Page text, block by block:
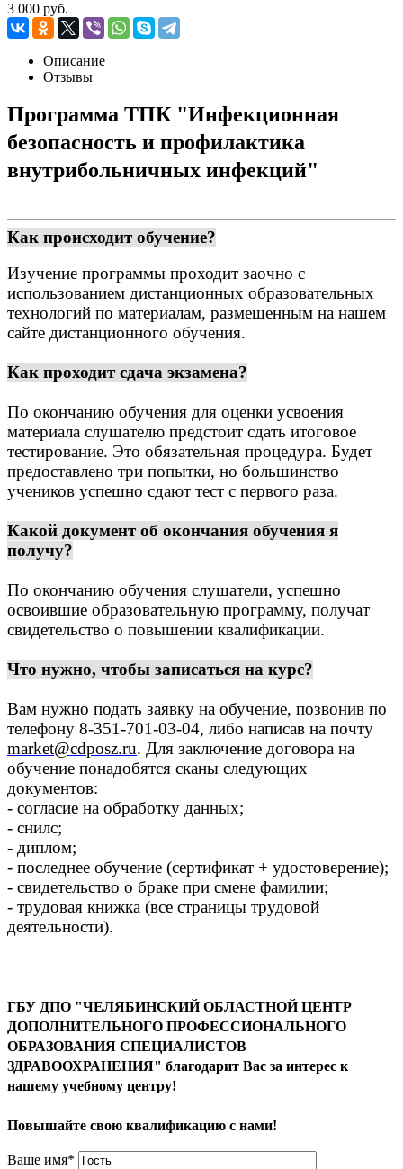
3 000 руб.
Описание
Отзывы
Программа ТПК "Инфекционная
безопасность и профилактика
внутрибольничных инфекций"
Как происходит обучение?
Изучение программы проходит заочно с
использованием дистанционных образовательных
технологий по материалам, размещенным на нашем
сайте дистанционного обучения.
Как проходит сдача экзамена?
По окончанию обучения для оценки усвоения
материала слушателю предстоит сдать итоговое
тестирование. Это обязательная процедура. Будет
предоставлено три попытки, но большинство
учеников успешно сдают тест с первого раза.
Какой документ об окончания обучения я
получу?
По окончанию обучения слушатели, успешно
освоившие образовательную программу, получат
свидетельство о повышении квалификации.
Что нужно, чтобы записаться на курс?
Вам нужно подать заявку на обучение, позвонив по
телефону 8-351-701-03-04, либо написав на почту
market@cdposz.ru. Для заключение договора на
обучение понадобятся сканы следующих
документов:
- согласие на обработку данных;
- снилс;
- диплом;
- последнее обучение (сертификат + удостоверение);
- свидетельство о браке при смене фамилии;
- трудовая книжка (все страницы трудовой
деятельности).
ГБУ ДПО "ЧЕЛЯБИНСКИЙ ОБЛАСТНОЙ ЦЕНТР
ДОПОЛНИТЕЛЬНОГО ПРОФЕССИОНАЛЬНОГО
ОБРАЗОВАНИЯ СПЕЦИАЛИСТОВ
ЗДРАВООХРАНЕНИЯ" благодарит Вас за интерес к
нашему учебному центру!
Повышайте свою квалификацию с нами!
Ваше имя*